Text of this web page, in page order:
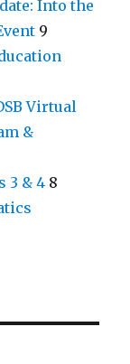
Into the
9
Virtual
&
3 & 4 8